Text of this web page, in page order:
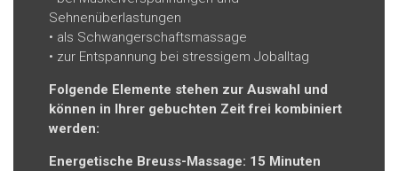
Sehnenüberlastungen
• als Schwangerschaftsmassage
• zur Entspannung bei stressigem Joballtag
Folgende Elemente stehen zur Auswahl und
können in Ihrer gebuchten Zeit frei kombiniert
werden:
Energetische Breuss-Massage: 15 Minuten